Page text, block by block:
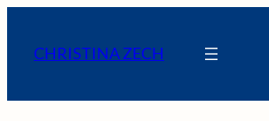
CHRISTINA ZECH